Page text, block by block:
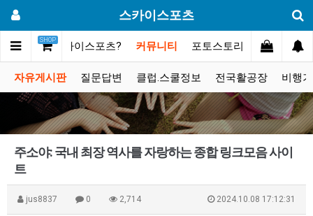
스카이스포츠
SHOP
메인 스카이스포츠? 커뮤니티 포토스토리 동영상갤러
자유게시판 질문답변 클럽.스쿨정보 전국활공장 비행
주소야: 국내 최장 역사를 자랑하는 종합 링크모음 사이
트
jus8837 0 2,714 2024.10.08 17:12:31